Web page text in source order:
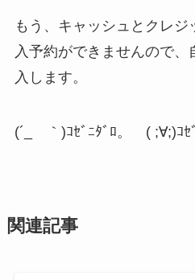
もう、 キャッシュとクレジ
入予約ができませんので、
入します。
(´_ゝ｀)ｺｾﾞﾆﾀﾞﾛ。 ( ;∀;)ｺｾﾞ
関連記事